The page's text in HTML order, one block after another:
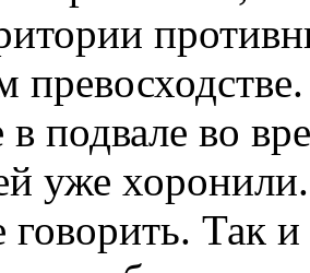
в подвале во
уже
говорить. Так и